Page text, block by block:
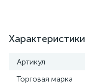
Характеристики
Артикул
Торговая марка